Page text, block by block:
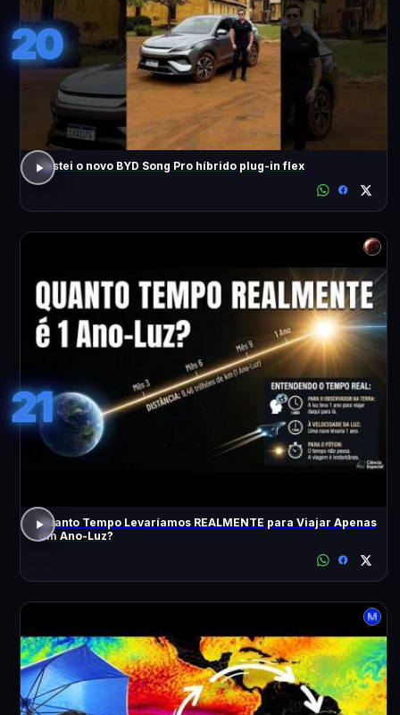
20
Testei o novo BYD Song Pro híbrido plug-in flex
21
Quanto Tempo Levaríamos REALMENTE para Viajar Apenas
Um Ano-Luz?